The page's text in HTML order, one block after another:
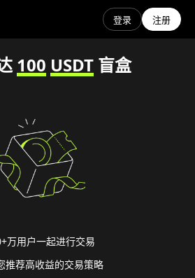
登录 注册
100 USDT 盲盒
万用户一起进行交易
推荐高收益的交易策略